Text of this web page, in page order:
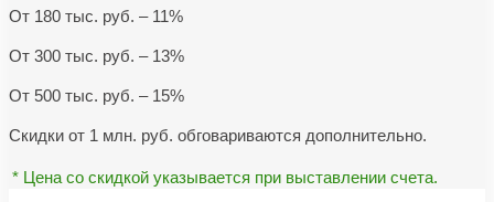
От 180 тыс. руб. – 11%
От 300 тыс. руб. – 13%
От 500 тыс. руб. – 15%
Скидки от 1 млн. руб. обговариваются дополнительно.
* Цена со скидкой указывается при выставлении счета.